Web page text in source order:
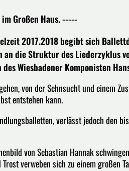
Großen Haus. -----
2017.2018 begibt sich
die Struktur des Liederzyklus
Wiesbadener Komponisten
von der Sehnsucht und einem
entstehen kann.
verlässt jedoch den
von Sebastian Hannak
verweben sich zu einem großen